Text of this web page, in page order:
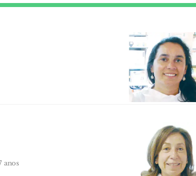
anos